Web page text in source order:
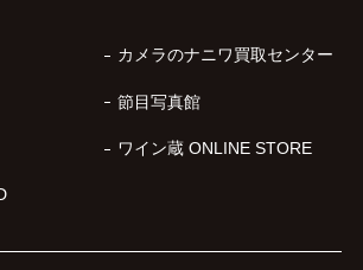
カメラのナニワ買取センター
節目写真館
ワイン蔵 ONLINE STORE